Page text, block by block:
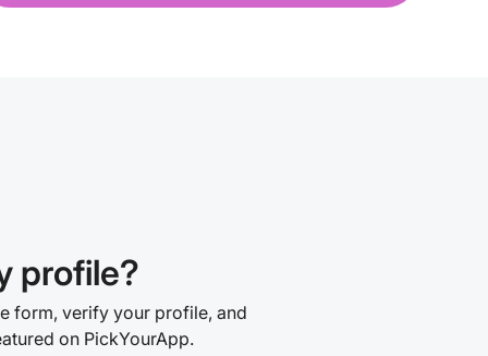
profile?
form, verify your profile, and
on PickYourApp.